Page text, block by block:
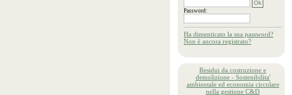
Password:
Ha dimenticato la sua password?
Non è ancora registrato?
Residui da costruzione e
demolizione - Sostenibilita'
ambientale ed economia circolare
nella gestione C&D